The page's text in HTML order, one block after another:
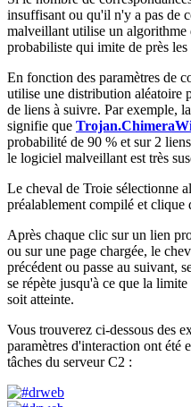
insuffisant ou qu'il n'y a pas de
malveillant utilise un algorithme
probabiliste qui imite de près
En fonction des paramètres de
utilise une distribution aléatoire
de liens à suivre. Par exemple,
signifie que
probabilité de 90 % et sur 2
le logiciel malveillant est très
Le cheval de Troie sélectionne
préalablement compilé et clique
Après chaque clic sur un lien
ou sur une page chargée, le
précédent ou passe au suivant,
se répète jusqu'à ce que la
soit atteinte.
Vous trouverez ci-dessous des
paramètres d'interaction ont été
tâches du serveur C2 :